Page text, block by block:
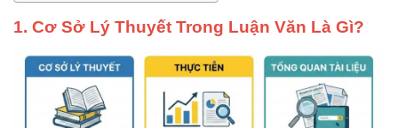
1. Cơ Sở Lý Thuyết Trong Luận Văn Là Gì?